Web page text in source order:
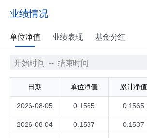
业绩情况
单位净值 业绩表现 基金分红
日期 单位净值 累计净值
2026-08-05 0.1565 0.1565
2026-08-04 0.1537 0.1537